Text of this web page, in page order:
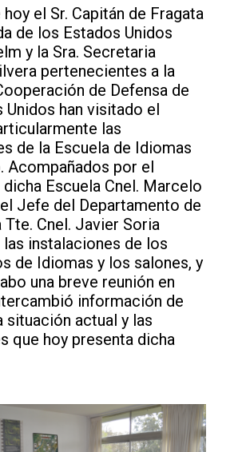
hoy el Sr. Capitán de Fragata
de los Estados Unidos
y la Sra. Secretaria
pertenecientes a la
de Defensa de
Unidos han visitado el
las
de la Escuela de Idiomas
Acompañados por el
Escuela Cnel. Marcelo
Jefe del Departamento de
Cnel. Javier Soria
instalaciones de los
de Idiomas y los salones, y
una breve reunión en
información de
situación actual y las
que hoy presenta dicha